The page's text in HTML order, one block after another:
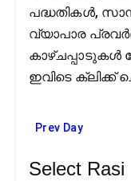
പദ്ധതികൾ,
വ്യാപാര
ഇവിടെ
Prev Day
Select Rasi